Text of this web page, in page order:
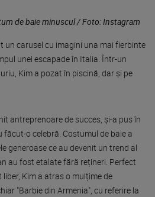
de baie minuscul / Foto: Instagram
un carusel cu imagini una mai fierbinte
unei escapade în Italia. Într-un
Kim a pozat în piscină, dar și pe
antreprenoare de succes, și-a pus în
o celebră. Costumul de baie a
generoase ce au devenit un trend al
au fost etalate fără rețineri. Perfect
Kim a atras o mulțime de
"Barbie din Armenia", cu referire la